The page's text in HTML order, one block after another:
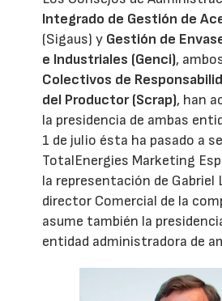
Integrado de Gestión de
(Sigaus) y Gestión de
e Industriales (Genci),
Colectivos de
del Productor (Scrap), han
la presidencia de ambas
1 de julio ésta ha pasado a
TotalEnergies Marketing
la representación de Gabriel
director Comercial de la
asume también la
entidad administradora de